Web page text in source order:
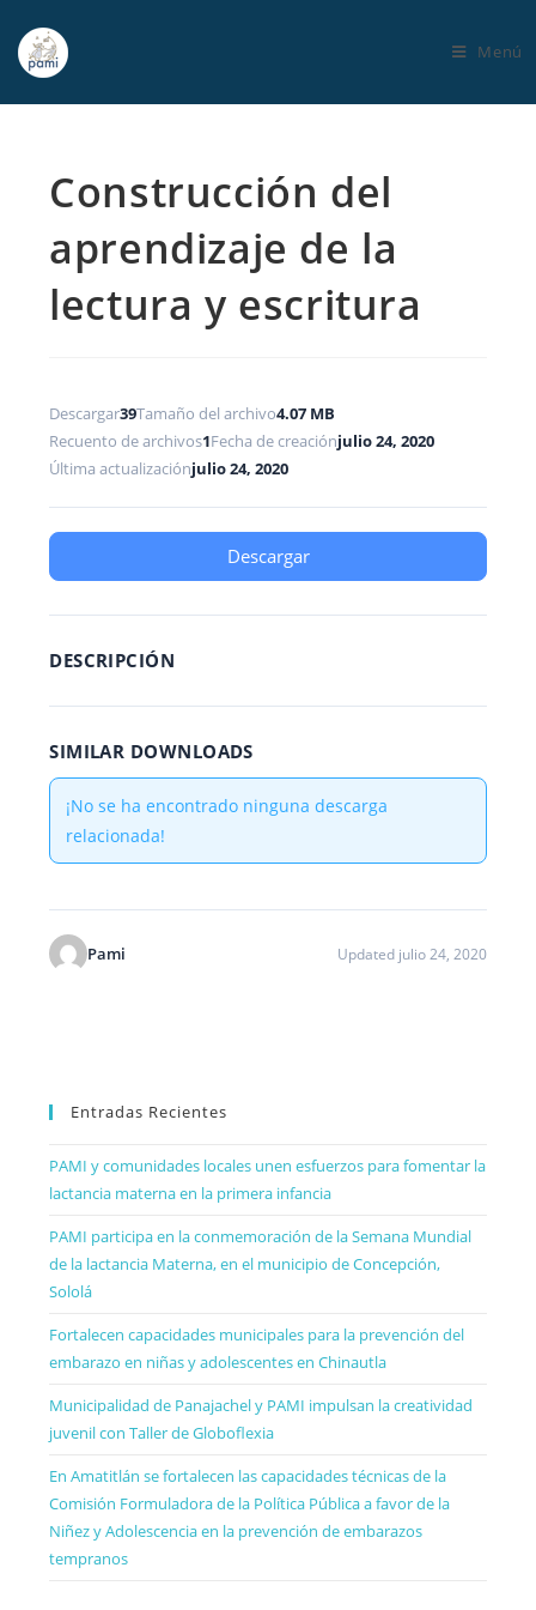
Menú
Construcción del
aprendizaje de la
lectura y escritura
Descargar39Tamaño del archivo4.07 MB
Recuento de archivos1Fecha de creaciónjulio 24, 2020
Última actualizaciónjulio 24, 2020
Descargar
DESCRIPCIÓN
SIMILAR DOWNLOADS
¡No se ha encontrado ninguna descarga
relacionada!
Pami Updated julio 24, 2020
Entradas Recientes
PAMI y comunidades locales unen esfuerzos para fomentar la
lactancia materna en la primera infancia
PAMI participa en la conmemoración de la Semana Mundial
de la lactancia Materna, en el municipio de Concepción,
Sololá
Fortalecen capacidades municipales para la prevención del
embarazo en niñas y adolescentes en Chinautla
Municipalidad de Panajachel y PAMI impulsan la creatividad
juvenil con Taller de Globoflexia
En Amatitlán se fortalecen las capacidades técnicas de la
Comisión Formuladora de la Política Pública a favor de la
Niñez y Adolescencia en la prevención de embarazos
tempranos